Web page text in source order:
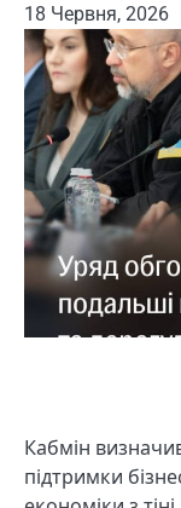
18 Червня, 2026
Кабмін
підтримки